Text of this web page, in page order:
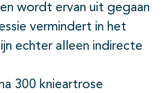
wordt ervan uit gegaan
vermindert in het
echter alleen indirecte
300 knieartrose